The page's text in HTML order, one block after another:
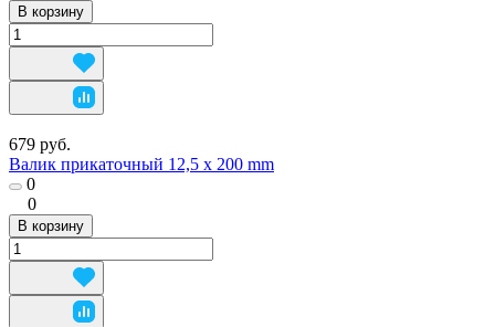
В корзину
679 руб.
Валик прикаточный 12,5 х 200 mm
0
0
В корзину